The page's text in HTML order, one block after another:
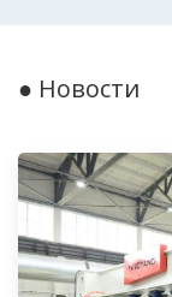
● Новости